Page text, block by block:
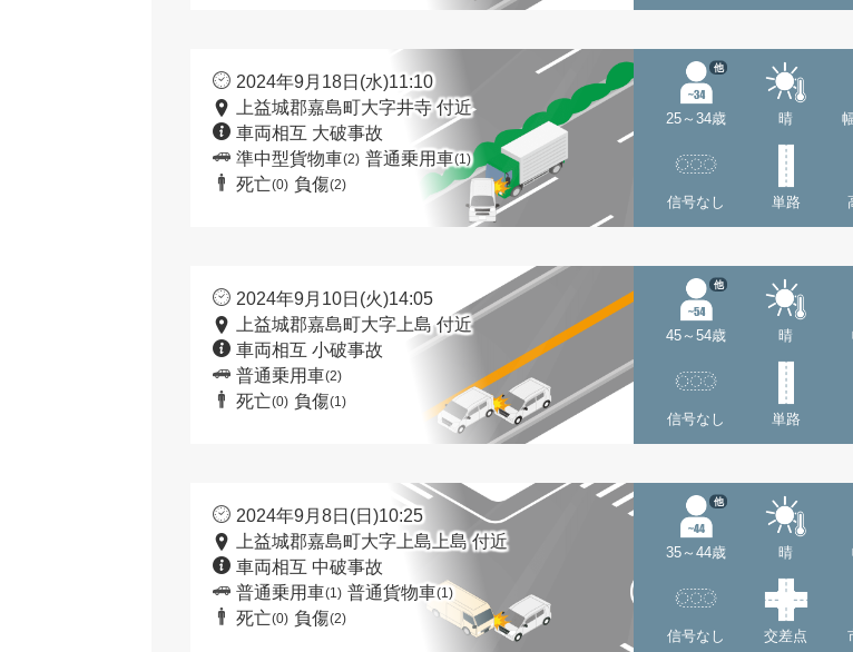
2024年9月18日(水)11:10
上益城郡嘉島町大字井寺 付近
車両相互 大破事故
準中型貨物車(2) 普通乗用車(1)
死亡(0) 負傷(2)
25～34歳
他
晴
信号なし 単路
2024年9月10日(火)14:05
上益城郡嘉島町大字上島 付近
車両相互 小破事故
普通乗用車(2)
死亡(0) 負傷(1)
45～54歳
他
晴
信号なし 単路
2024年9月8日(日)10:25
上益城郡嘉島町大字上島上島 付近
車両相互 中破事故
普通乗用車(1) 普通貨物車(1)
死亡(0) 負傷(2)
35～44歳
他
晴
信号なし 交差点